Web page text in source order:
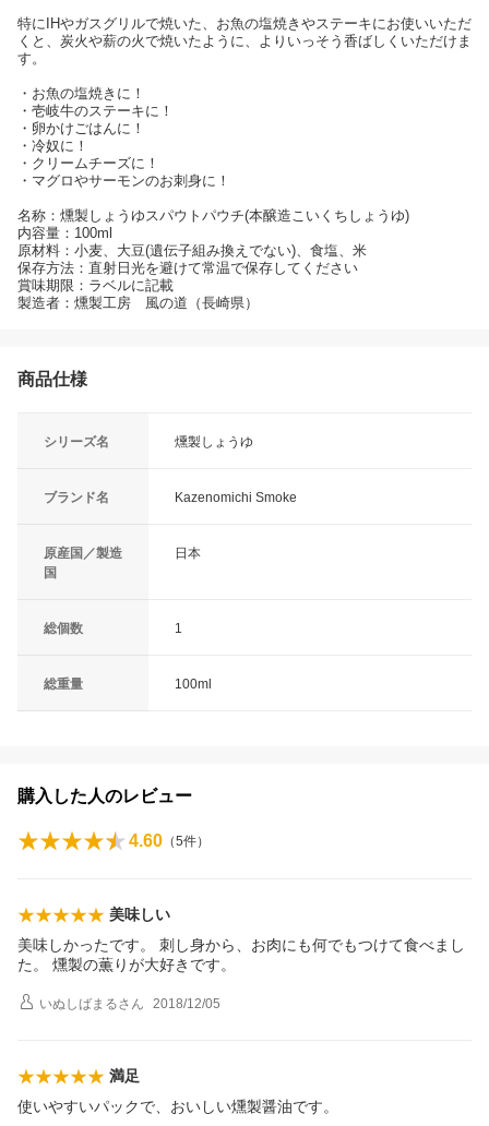
特にIHやガスグリルで焼いた、お魚の塩焼きやステーキにお使いいただ
くと、炭火や薪の火で焼いたように、よりいっそう香ばしくいただけま
す。
・お魚の塩焼きに！
・壱岐牛のステーキに！
・卵かけごはんに！
・冷奴に！
・クリームチーズに！
・マグロやサーモンのお刺身に！
名称：燻製しょうゆスパウトパウチ(本醸造こいくちしょうゆ)
内容量：100ml
原材料：小麦、大豆(遺伝子組み換えでない)、食塩、米
保存方法：直射日光を避けて常温で保存してください
賞味期限：ラベルに記載
製造者：燻製工房 風の道（長崎県）
商品仕様
シリーズ名 燻製しょうゆ
ブランド名 Kazenomichi Smoke
原産国／製造
国
日本
総個数 1
総重量 100ml
購入した人のレビュー
4.60 （5件）
美味しい
美味しかったです。 刺し身から、お肉にも何でもつけて食べまし
た。 燻製の薫りが大好きです。
いぬしばまるさん 2018/12/05
満足
使いやすいパックで、おいしい燻製醤油です。